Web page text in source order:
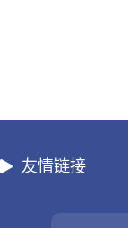
友情链接